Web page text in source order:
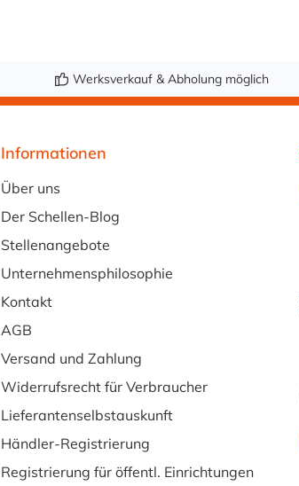
Werksverkauf & Abholung möglich
Informationen
Über uns
Der Schellen-Blog
Stellenangebote
Unternehmensphilosophie
Kontakt
AGB
Versand und Zahlung
Widerrufsrecht für Verbraucher
Lieferantenselbstauskunft
Händler-Registrierung
Registrierung für öffentl. Einrichtungen